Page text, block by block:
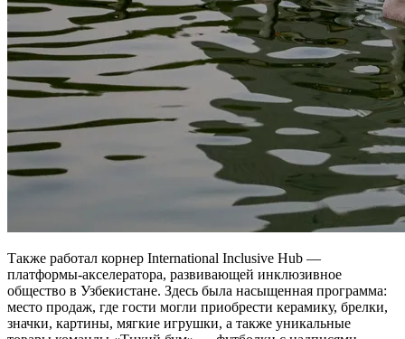
Также работал корнер International Inclusive Hub —
платформы-акселератора, развивающей инклюзивное
общество в Узбекистане. Здесь была насыщенная программа:
место продаж, где гости могли приобрести керамику, брелки,
значки, картины, мягкие игрушки, а также уникальные